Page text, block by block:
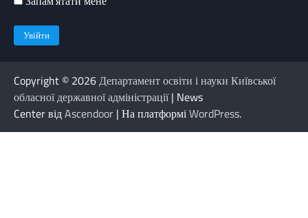
Copyright © 2026Департамент освіти і науки Київської
обласної державної адміністрації| News
Center відAscendoor | На платформіWordPress.